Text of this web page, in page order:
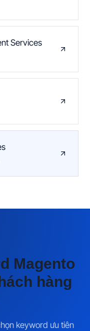
Services
Magento
hàng
keyword ưu tiên